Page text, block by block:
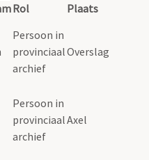
Rol Plaats
Persoon in
provinciaal
archief
Overslag
Persoon in
provinciaal
archief
Axel